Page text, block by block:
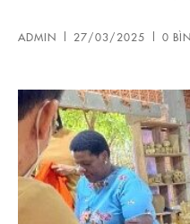
ADMIN 27/03/2025 0